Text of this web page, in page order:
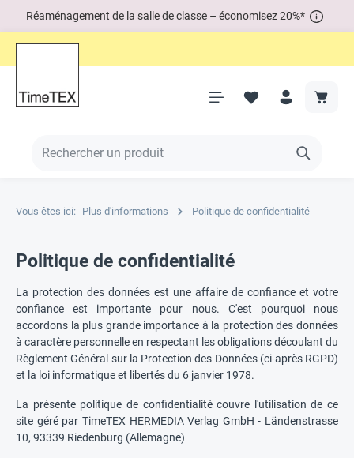
Réaménagement de la salle de classe – économisez 20%*
Vous êtes ici: Plus d'informations Politique de confidentialité
Politique de confidentialité
La protection des données est une affaire de confiance et votre
confiance est importante pour nous. C'est pourquoi nous
accordons la plus grande importance à la protection des données
à caractère personnelle en respectant les obligations découlant du
Règlement Général sur la Protection des Données (ci-après RGPD)
et la loi informatique et libertés du 6 janvier 1978.
La présente politique de confidentialité couvre l'utilisation de ce
site géré par TimeTEX HERMEDIA Verlag GmbH - Ländenstrasse
10, 93339 Riedenburg (Allemagne)